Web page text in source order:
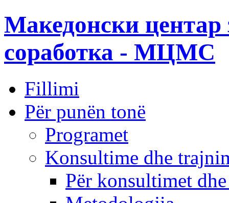
Македонски центар
соработка - МЦМС
Fillimi
Për punën tonë
Programet
Konsultime dhe
Për konsultimet